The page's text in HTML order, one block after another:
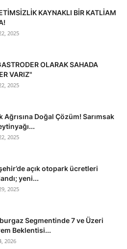
KAYNAKLI BİR KATLİAM
2025
OLARAK SAHADA
VARIZ"
2025
Ağrısına Doğal Çözüm! Sarımsak
2025
açık otopark ücretleri
yeni...
2025
Segmentinde 7 ve Üzeri
Beklentisi...
2026